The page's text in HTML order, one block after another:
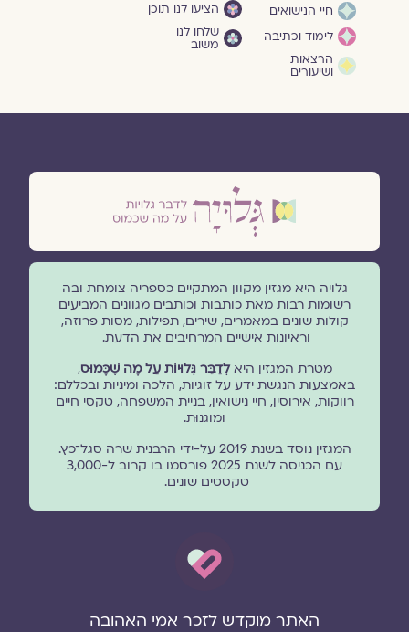
חיי הנישואים
לימוד וכתיבה
הרצאות
ושיעורים
הציעו לנו תוכן
שלחו לנו
משוב
גלויה היא מגזין מקוון המתקיים כספריה צומחת ובה
רשומות רבות מאת כותבות וכותבים מגוונים המביעים
קולות שונים במאמרים, שירים, תפילות, מסות פרוזה,
וראיונות אישיים המרחיבים את הדעת.
מטרת המגזין היאלְדַבֵּר גְּלוּיוֹת עַל מָה שֶׁכָּמוּס,
באמצעות הנגשת ידע על זוגיות, הלכה ומיניות ובכללם:
רווקות, אירוסין, חיי נישואין, בניית המשפחה, טקסי חיים
ומוגנוּת.
המגזין נוסד בשנת 2019 על-ידי הרבנית שרה סגל־כץ.
עם הכניסה לשנת 2025 פורסמו בו קרוב ל-3,000
טקסטים שונים.
האתר מוקדש לזכר אמי האהובה